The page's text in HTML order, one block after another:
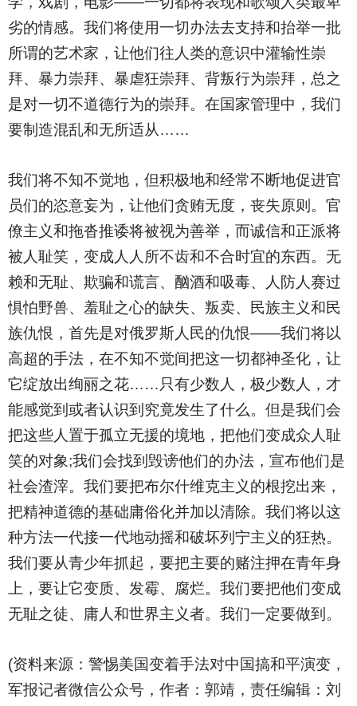
劣的情感。我们将使用一切办法去支持和抬举一批
所谓的艺术家，让他们往人类的意识中灌输性崇
拜、暴力崇拜、暴虐狂崇拜、背叛行为崇拜，总之
是对一切不道德行为的崇拜。在国家管理中，我们
要制造混乱和无所适从……
我们将不知不觉地，但积极地和经常不断地促进官
员们的恣意妄为，让他们贪贿无度，丧失原则。官
僚主义和拖沓推诿将被视为善举，而诚信和正派将
被人耻笑，变成人人所不齿和不合时宜的东西。无
赖和无耻、欺骗和谎言、酗酒和吸毒、人防人赛过
惧怕野兽、羞耻之心的缺失、叛卖、民族主义和民
族仇恨，首先是对俄罗斯人民的仇恨——我们将以
高超的手法，在不知不觉间把这一切都神圣化，让
它绽放出绚丽之花……只有少数人，极少数人，才
能感觉到或者认识到究竟发生了什么。但是我们会
把这些人置于孤立无援的境地，把他们变成众人耻
笑的对象;我们会找到毁谤他们的办法，宣布他们是
社会渣滓。我们要把布尔什维克主义的根挖出来，
把精神道德的基础庸俗化并加以清除。我们将以这
种方法一代接一代地动摇和破坏列宁主义的狂热。
我们要从青少年抓起，要把主要的赌注押在青年身
上，要让它变质、发霉、腐烂。我们要把他们变成
无耻之徒、庸人和世界主义者。我们一定要做到。
(资料来源：警惕美国变着手法对中国搞和平演变，
军报记者微信公众号，作者：郭靖，责任编辑：刘